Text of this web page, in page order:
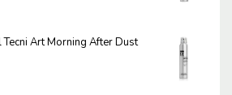
Art Morning After Dust